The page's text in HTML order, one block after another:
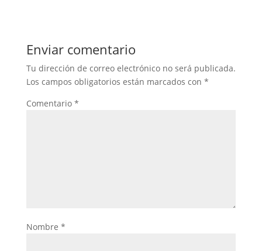
Enviar comentario
Tu dirección de correo electrónico no será publicada.
Los campos obligatorios están marcados con *
Comentario *
Nombre *